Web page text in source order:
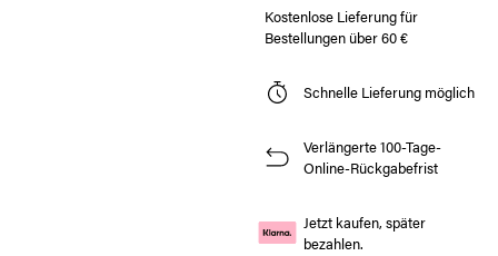
Kostenlose Lieferung für
Bestellungen über 60 €
Schnelle Lieferung möglich
Verlängerte 100-Tage-
Online-Rückgabefrist
Jetzt kaufen, später
bezahlen.